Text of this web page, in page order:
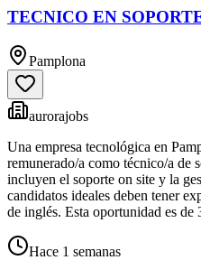
TECNICO EN
Pamplona
aurorajobs
Una empresa tecnológica en
remunerado/a como técnico/a de
incluyen el soporte on site y la
candidatos ideales deben tener
de inglés. Esta oportunidad es de
Hace 1 semanas